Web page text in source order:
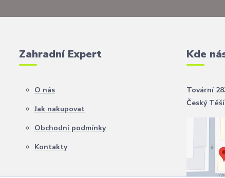
Zahradní Expert
O nás
Jak nakupovat
Obchodní podmínky
Kontakty
Kde
Tovární
Český